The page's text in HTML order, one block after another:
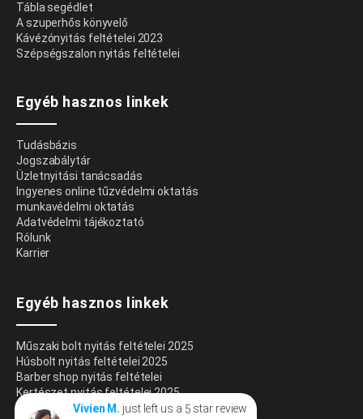
Tábla segédlet
A szuperhős könyvelő
Kávézónyitás feltételei 2023
Szépségszalon nyitás feltételei
Egyéb hasznos linkek
Tudásbázis
Jogszabálytár
Üzletnyitási tanácsadás
Ingyenes online tűzvédelmi oktatás
munkavédelmi oktatás
Adatvédelmi tájékoztató
Rólunk
Karrier
Egyéb hasznos linkek
Műszaki bolt nyitás feltételei 2025
Húsbolt nyitás feltételei 2025
Barber shop nyitás feltételei
Kertészet nyitás feltételei 2025
Sushizó nyitás feltételei 2025
Vivien M. just left us a 5 star review
Vivien Majoros